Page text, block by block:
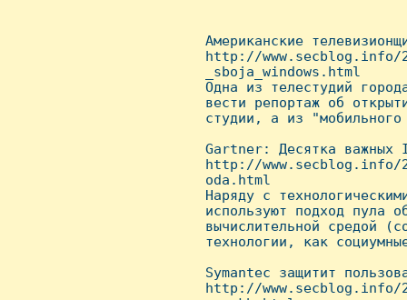
Американские
http://www.secblog.info/
_sboja_windows.html
Одна из телестудий
вести репортаж об
студии, а из
Gartner: Десятка важных
http://www.secblog.info/
oda.html
Hаряду с
используют подход пула
вычислительной средой
технологии, как
Symantec защитит
http://www.secblog.info/